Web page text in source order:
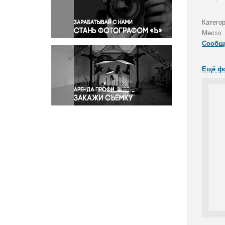
Правосудие
Происшествия и конфликты
Религия
Светская жизнь
Спорт
Экология
Экономика и бизнес
Место:
Ещё